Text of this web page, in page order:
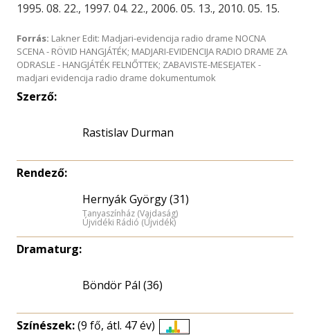
1995. 08. 22., 1997. 04. 22., 2006. 05. 13., 2010. 05. 15.
Forrás: Lakner Edit: Madjari-evidencija radio drame NOCNA
SCENA - RÖVID HANGJÁTÉK; MADJARI-EVIDENCIJA RADIO DRAME ZA
ODRASLE - HANGJÁTÉK FELNŐTTEK; ZABAVISTE-MESEJATEK -
madjari evidencija radio drame dokumentumok
Szerző:
Rastislav Durman
Rendező:
Hernyák György (31)
Tanyaszínház (Vajdaság)
Újvidéki Rádió (Újvidék)
Dramaturg:
Böndör Pál (36)
Színészek:(9 fő, átl. 47 év)